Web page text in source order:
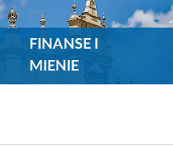
FINANSE I
MIENIE